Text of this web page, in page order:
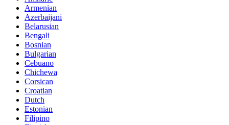
Armenian
Azerbaijani
Belarusian
Bengali
Bosnian
Bulgarian
Cebuano
Chichewa
Corsican
Croatian
Dutch
Estonian
Filipino